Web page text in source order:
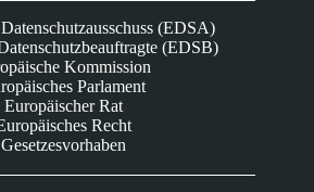
(EDSA)
(EDSB)
Kommission
Parlament
Europäischer Rat
Recht
Gesetzesvorhaben